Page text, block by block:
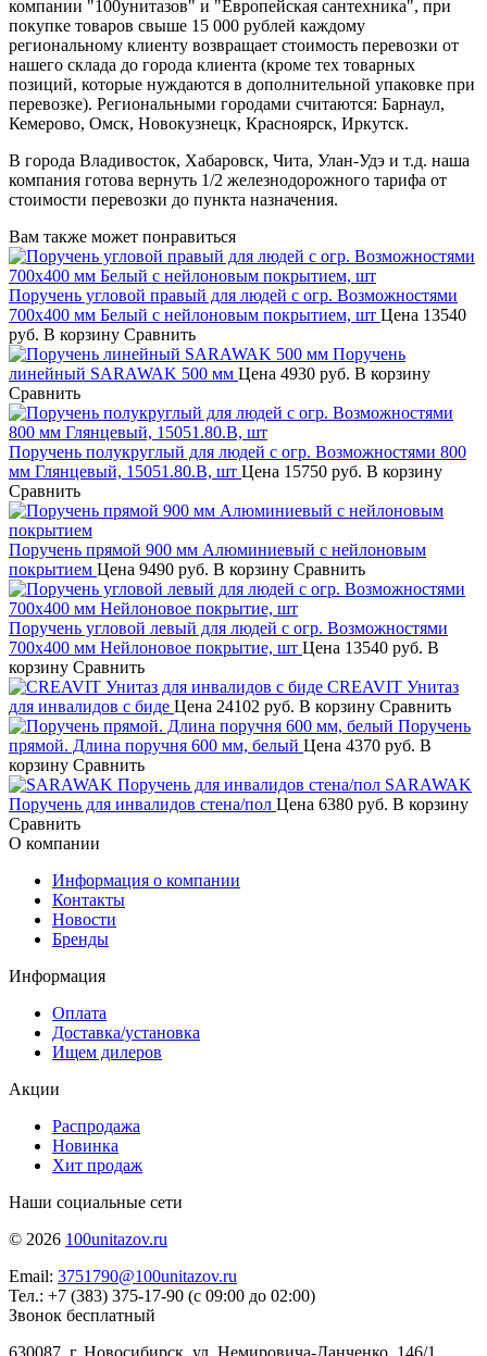
компании "100унитазов" и "Европейская сантехника", при
покупке товаров свыше 15 000 рублей каждому
региональному клиенту возвращает стоимость перевозки от
нашего склада до города клиента (кроме тех товарных
позиций, которые нуждаются в дополнительной упаковке при
перевозке). Региональными городами считаются: Барнаул,
Кемерово, Омск, Новокузнецк, Красноярск, Иркутск.
В города Владивосток, Хабаровск, Чита, Улан-Удэ и т.д. наша
компания готова вернуть 1/2 железнодорожного тарифа от
стоимости перевозки до пункта назначения.
Вам также может понравиться
Поручень угловой правый для людей с огр. Возможностями
700x400 мм Белый с нейлоновым покрытием, шт Цена 13540
руб. В корзину Сравнить
Поручень
линейный SARAWAK 500 мм Цена 4930 руб. В корзину
Сравнить
Поручень полукруглый для людей с огр. Возможностями 800
мм Глянцевый, 15051.80.В, шт Цена 15750 руб. В корзину
Сравнить
Поручень прямой 900 мм Алюминиевый с нейлоновым
покрытием Цена 9490 руб. В корзину Сравнить
Поручень угловой левый для людей с огр. Возможностями
700x400 мм Нейлоновое покрытие, шт Цена 13540 руб. В
корзину Сравнить
CREAVIT Унитаз
для инвалидов с биде Цена 24102 руб. В корзину Сравнить
Поручень
прямой. Длина поручня 600 мм, белый Цена 4370 руб. В
корзину Сравнить
SARAWAK
Поручень для инвалидов стена/пол Цена 6380 руб. В корзину
Сравнить
О компании
Информация о компании
Контакты
Новости
Бренды
Информация
Оплата
Доставка/установка
Ищем дилеров
Акции
Распродажа
Новинка
Хит продаж
Наши социальные сети
© 2026 100unitazov.ru
Email: 3751790@100unitazov.ru
Тел.: +7 (383) 375-17-90 (с 09:00 до 02:00)
Звонок бесплатный
630087, г. Новосибирск, ул. Немировича-Данченко, 146/1